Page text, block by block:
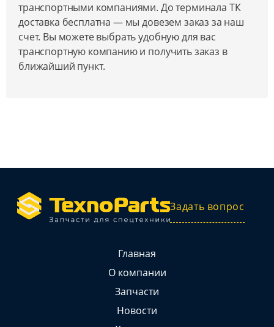
транспортными компаниями. До терминала ТК
доставка бесплатна — мы довезем заказ за наш
счет. Вы можете выбрать удобную для вас
транспортную компанию и получить заказ в
ближайший пункт.
Задать вопрос
Главная
О компании
Запчасти
Новости